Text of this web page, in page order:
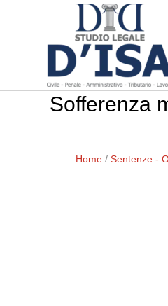
Sofferenza
Home / Sentenze -